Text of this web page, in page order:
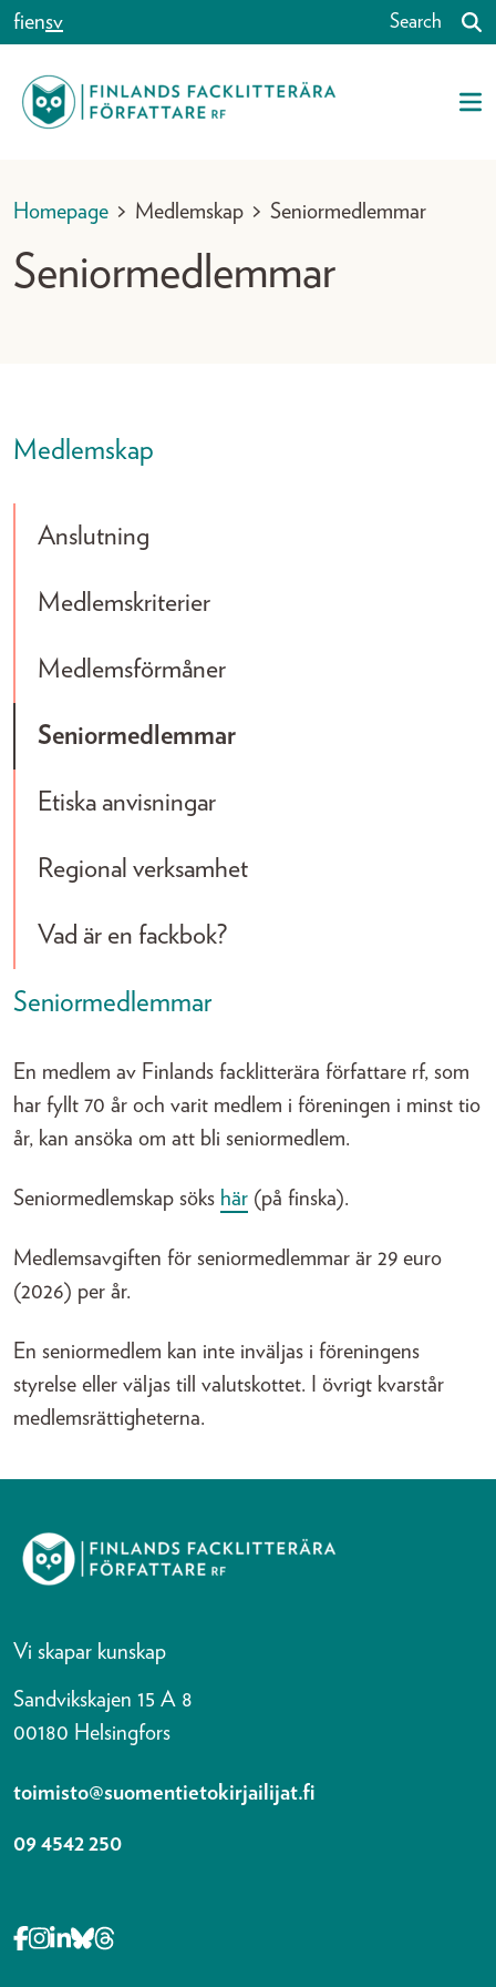
Skip to content
fiensv Search
Homepage > Medlemskap > Seniormedlemmar
Seniormedlemmar
Medlemskap
Anslutning
Medlemskriterier
Medlemsförmåner
Seniormedlemmar
Etiska anvisningar
Regional verksamhet
Vad är en fackbok?
Seniormedlemmar
En medlem av Finlands facklitterära författare rf, som
har fyllt 70 år och varit medlem i föreningen i minst tio
år, kan ansöka om att bli seniormedlem.
Seniormedlemskap söks här (på finska).
Medlemsavgiften för seniormedlemmar är 29 euro
(2026) per år.
En seniormedlem kan inte inväljas i föreningens
styrelse eller väljas till valutskottet. I övrigt kvarstår
medlemsrättigheterna.
Vi skapar kunskap
Sandvikskajen 15 A 8
00180 Helsingfors
toimisto@suomentietokirjailijat.fi
09 4542 250
Opens in a new tab Facebook-f
Opens in a new tab Instagram
Opens in a new tab Linkedin-in
Opens in a new tab Bluesky